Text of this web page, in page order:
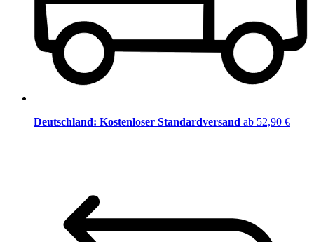
Deutschland: Kostenloser Standardversand ab 52,90 €